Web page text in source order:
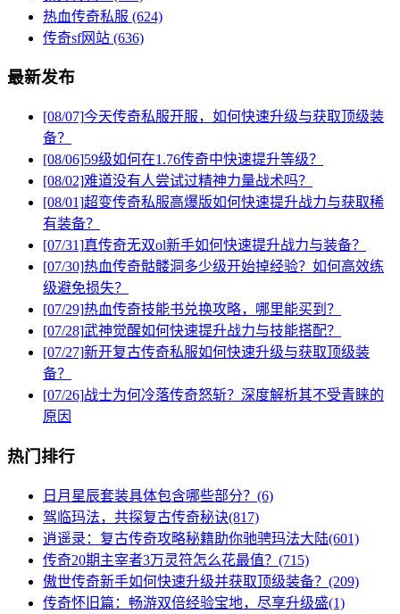
热血传奇私服 (624)
传奇sf网站 (636)
最新发布
[08/07]今天传奇私服开服，如何快速升级与获取顶级装
备？
[08/06]59级如何在1.76传奇中快速提升等级？
[08/02]难道没有人尝试过精神力量战术吗？
[08/01]超变传奇私服高爆版如何快速提升战力与获取稀
有装备？
[07/31]真传奇无双ol新手如何快速提升战力与装备？
[07/30]热血传奇骷髅洞多少级开始掉经验？如何高效练
级避免损失？
[07/29]热血传奇技能书兑换攻略，哪里能买到？
[07/28]武神觉醒如何快速提升战力与技能搭配？
[07/27]新开复古传奇私服如何快速升级与获取顶级装
备？
[07/26]战士为何冷落传奇怒斩？深度解析其不受青睐的
原因
热门排行
日月星辰套装具体包含哪些部分？(6)
驾临玛法，共探复古传奇秘诀(817)
逍遥录：复古传奇攻略秘籍助你驰骋玛法大陆(601)
传奇20期主宰者3万灵符怎么花最值？(715)
傲世传奇新手如何快速升级并获取顶级装备？(209)
传奇怀旧篇：畅游双倍经验宝地，尽享升级盛(1)